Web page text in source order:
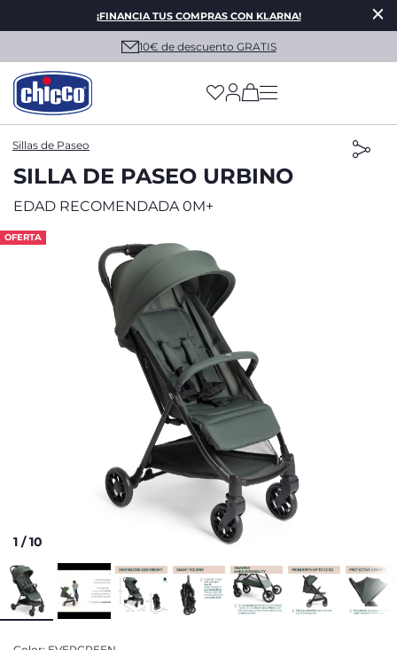
¡FINANCIA TUS COMPRAS CON KLARNA!
10€ de descuento GRATIS
(has more options
Sillas de Paseo
SILLA DE PASEO URBINO
EDAD RECOMENDADA 0M+
OFERTA
1 /10